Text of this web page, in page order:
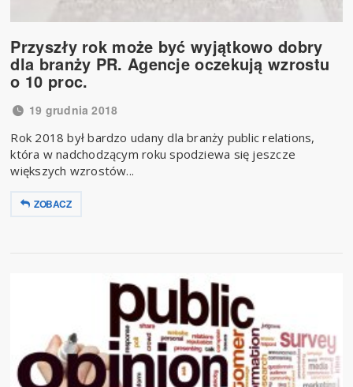
Przyszły rok może być wyjątkowo dobry
dla branży PR. Agencje oczekują wzrostu
o 10 proc.
19 grudnia 2018
Rok 2018 był bardzo udany dla branży public relations,
która w nadchodzącym roku spodziewa się jeszcze
większych wzrostów...
ZOBACZ